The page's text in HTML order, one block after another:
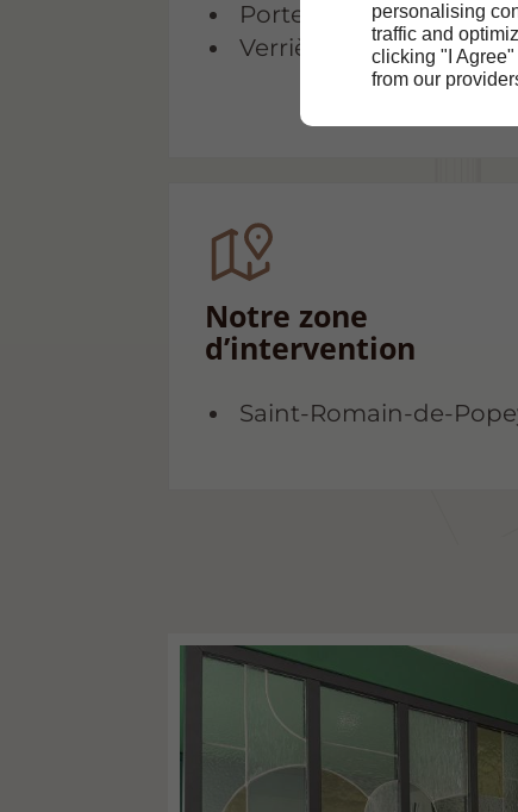
personalising
traffic and
clicking "I
from our
Porte d'entrée et
Verrières en bois sur
Notre zone
d’intervention
Saint-Romain-de-